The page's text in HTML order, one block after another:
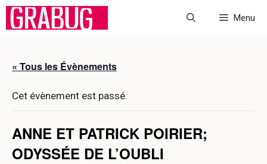
Aller
Menu
« Tous les Évènements
Cet évènement est passé.
ANNE ET PATRICK POIRIER;
ODYSSÉE DE L’OUBLI